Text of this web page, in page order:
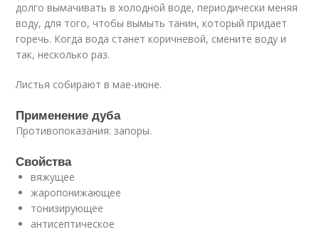
долго вымачивать в холодной воде, периодически меняя
воду, для того, чтобы вымыть танин, который придает
горечь. Когда вода станет коричневой, смените воду и
так, несколько раз.
Листья собирают в мае-июне.
Применение дуба
Противопоказания: запоры.
Свойства
вяжущее
жаропонижающее
тонизирующее
антисептическое